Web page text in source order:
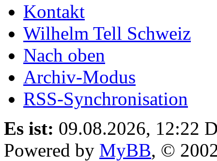
Kontakt
Wilhelm Tell Schweiz
Nach oben
Archiv-Modus
RSS-Synchronisation
Es ist: 09.08.2026, 12:22
Powered by MyBB, ©